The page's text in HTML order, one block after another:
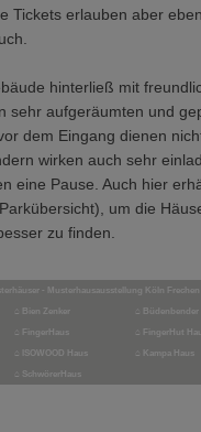
Tickets erlauben aber
hinterließ mit
sehr aufgeräumten und
dem Eingang dienen
wirken auch sehr
eine Pause. Auch hier
um die
zu finden.
- Musterhausausstellung Köln Frechen
⌂ Bien Zenker ⌂ Büdenbender
⌂ FingerHaus ⌂ FingerHut
⌂ ISOWOOD Haus ⌂ Kampa Haus
⌂ SchwörerHaus